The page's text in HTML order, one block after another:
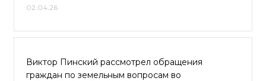
02.04.26
Виктор Пинский рассмотрел обращения
граждан по земельным вопросам во